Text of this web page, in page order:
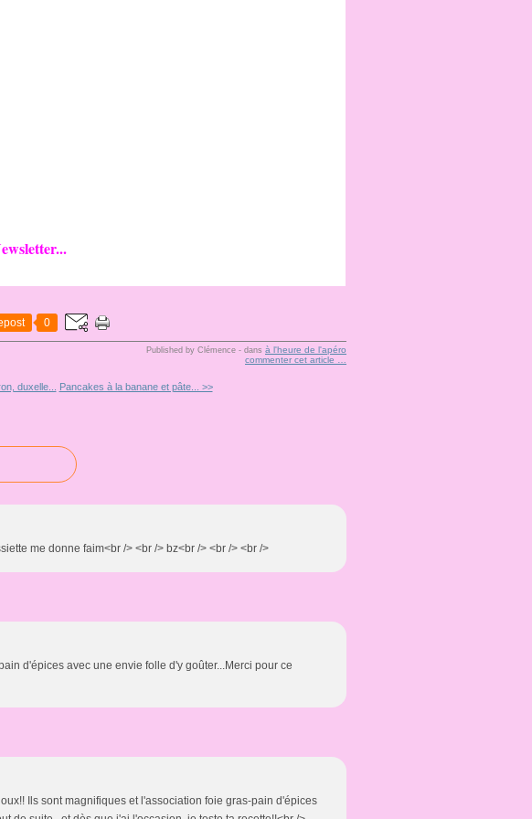
0
Published by Clémence - dans à l'heure de l'apéro
commenter cet article
duxelle... Pancakes à la banane et pâte... >>
me donne faim<br /> <br /> bz<br /> <br /> <br />
d'épices avec une envie folle d'y goûter...Merci pour ce
Ils sont magnifiques et l'association foie gras-pain d'épices